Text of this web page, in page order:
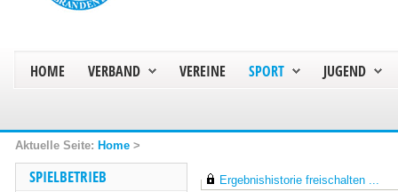
HOME VERBAND VEREINE SPORT JUGEND
Home >
SPIELBETRIEB Ergebnishistorie freischalten ...